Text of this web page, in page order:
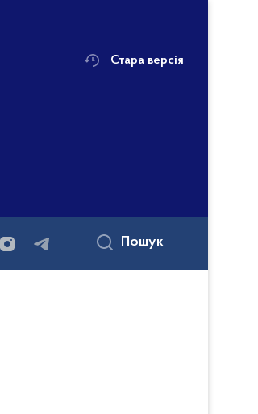
Стара версія
Пошук